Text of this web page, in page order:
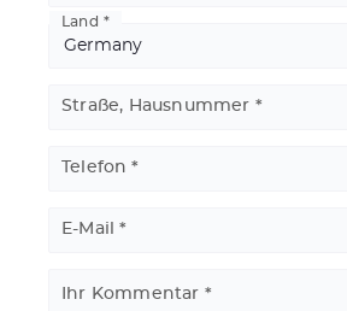
Land
Straße, Hausnummer
Telefon
E-Mail
Ihr Kommentar